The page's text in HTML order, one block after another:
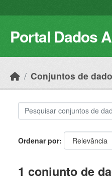
Portal Dados
Conjuntos de
Ordenar por
1 conjunto de